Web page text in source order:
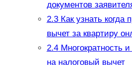
документов
2.3Как узнать когда
вычет за квартиру
2.4Многократность и
на налоговый вычет